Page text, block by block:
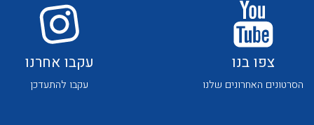
צפו בנו
הסרטונים האחרונים שלנו
עקבו אחרנו
עקבו להתעדכן